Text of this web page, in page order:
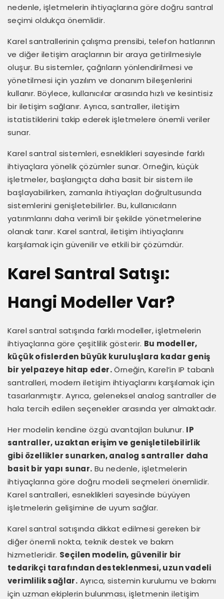
nedenle, işletmelerin ihtiyaçlarına göre doğru santral
seçimi oldukça önemlidir.
Karel santrallerinin çalışma prensibi, telefon hatlarının
ve diğer iletişim araçlarının bir araya getirilmesiyle
oluşur. Bu sistemler, çağrıların yönlendirilmesi ve
yönetilmesi için yazılım ve donanım bileşenlerini
kullanır. Böylece, kullanıcılar arasında hızlı ve kesintisiz
bir iletişim sağlanır. Ayrıca, santraller, iletişim
istatistiklerini takip ederek işletmelere önemli veriler
sunar.
Karel santral sistemleri, esneklikleri sayesinde farklı
ihtiyaçlara yönelik çözümler sunar. Örneğin, küçük
işletmeler, başlangıçta daha basit bir sistem ile
başlayabilirken, zamanla ihtiyaçları doğrultusunda
sistemlerini genişletebilirler. Bu, kullanıcıların
yatırımlarını daha verimli bir şekilde yönetmelerine
olanak tanır. Karel santral, iletişim ihtiyaçlarını
karşılamak için güvenilir ve etkili bir çözümdür.
Karel Santral Satışı:
Hangi Modeller Var?
Karel santral satışında farklı modeller, işletmelerin
ihtiyaçlarına göre çeşitlilik gösterir. Bu modeller,
küçük ofislerden büyük kuruluşlara kadar geniş
bir yelpazeye hitap eder.Örneğin, Karel’in IP tabanlı
santralleri, modern iletişim ihtiyaçlarını karşılamak için
tasarlanmıştır. Ayrıca, geleneksel analog santraller de
hala tercih edilen seçenekler arasında yer almaktadır.
Her modelin kendine özgü avantajları bulunur. IP
santraller, uzaktan erişim ve genişletilebilirlik
gibi özellikler sunarken, analog santraller daha
basit bir yapı sunar. Bu nedenle, işletmelerin
ihtiyaçlarına göre doğru modeli seçmeleri önemlidir.
Karel santralleri, esneklikleri sayesinde büyüyen
işletmelerin gelişimine de uyum sağlar.
Karel santral satışında dikkat edilmesi gereken bir
diğer önemli nokta, teknik destek ve bakım
hizmetleridir. Seçilen modelin, güvenilir bir
tedarikçi tarafından desteklenmesi, uzun vadeli
verimlilik sağlar. Ayrıca, sistemin kurulumu ve bakımı
için uzman ekiplerin bulunması, işletmenin iletişim